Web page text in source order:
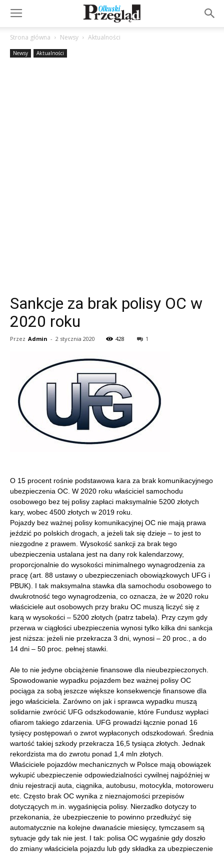
Strona główna Newsy Aktualności
Newsy Aktualności
Sankcje za brak polisy OC w
2020 roku
Przez Admin - 2 stycznia 2020 428 1
O 15 procent rośnie podstawowa kara za brak komunikacyjnego
ubezpieczenia OC. W 2020 roku właściciel samochodu
osobowego bez tej polisy zapłaci maksymalnie 5200 złotych
kary, wobec 4500 złotych w 2019 roku.
Pojazdy bez ważnej polisy komunikacyjnej OC nie mają prawa
jeździć po polskich drogach, a jeżeli tak się dzieje – to jest to
niezgodne z prawem. Wysokość sankcji za brak tego
ubezpieczenia ustalana jest na dany rok kalendarzowy,
proporcjonalnie do wysokości minimalnego wynagrodzenia za
pracę (art. 88 ustawy o ubezpieczeniach obowiązkowych UFG i
PBUK). I tak maksymalna stawka dla samochodu osobowego to
dwukrotność tego wynagrodzenia, co oznacza, że w 2020 roku
właściciele aut osobowych przy braku OC muszą liczyć się z
karą w wysokości – 5200 złotych (patrz tabela). Przy czym gdy
przerwa w ciągłości ubezpieczenia wynosi tylko kilka dni sankcja
jest niższa: jeżeli nie przekracza 3 dni, wynosi – 20 proc., a do
14 dni – 50 proc. pełnej stawki.
Ale to nie jedyne obciążenie finansowe dla nieubezpieczonych.
Spowodowanie wypadku pojazdem bez ważnej polisy OC
pociąga za sobą jeszcze większe konsekwencje finansowe dla
jego właściciela. Zarówno on jak i sprawca wypadku muszą
solidarnie zwrócić UFG odszkodowanie, które Fundusz wypłaci
ofiarom takiego zdarzenia. UFG prowadzi łącznie ponad 16
tysięcy postępowań o zwrot wypłaconych odszkodowań. Średnia
wartość takiej szkody przekracza 16,5 tysiąca złotych. Jednak
rekordzista ma do zwrotu ponad 1,4 mln złotych.
Właściciele pojazdów mechanicznych w Polsce mają obowiązek
wykupić ubezpieczenie odpowiedzialności cywilnej najpóźniej w
dniu rejestracji auta, ciągnika, autobusu, motocykla, motoroweru
etc. Często brak OC wynika z nieznajomości przepisów
dotyczących m.in. wygaśnięcia polisy. Nierzadko dotyczy to
przekonania, że ubezpieczenie to powinno przedłużyć się
automatycznie na kolejne dwanaście miesięcy, tymczasem są
sytuacje gdy tak nie jest. I tak: polisa OC wygaśnie gdy doszło
do zmiany właściciela pojazdu lub gdy składka za ubezpieczenie